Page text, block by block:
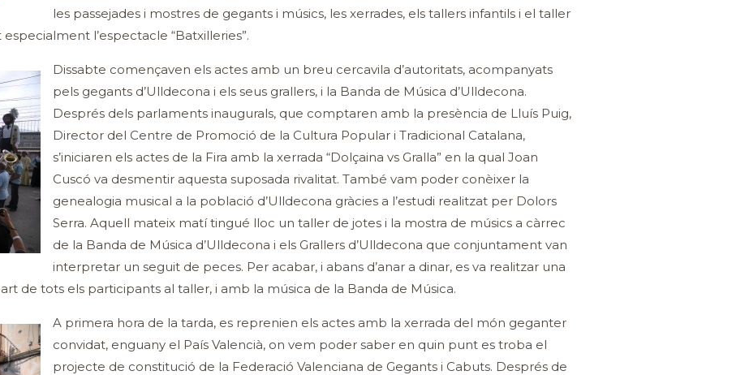
les passejades i mostres de gegants i músics, les xerrades, els tallers infantils i el taller
l’espectacle “Batxilleries”.
Dissabte començaven els actes amb un breu cercavila d’autoritats, acompanyats
pels gegants d’Ulldecona i els seus grallers, i la Banda de Música d’Ulldecona.
Després dels parlaments inaugurals, que comptaren amb la presència de Lluís Puig,
Director del Centre de Promoció de la Cultura Popular i Tradicional Catalana,
s’iniciaren els actes de la Fira amb la xerrada “Dolçaina vs Gralla” en la qual Joan
Cuscó va desmentir aquesta suposada rivalitat. També vam poder conèixer la
genealogia musical a la població d’Ulldecona gràcies a l’estudi realitzat per Dolors
Serra. Aquell mateix matí tingué lloc un taller de jotes i la mostra de músics a càrrec
de la Banda de Música d’Ulldecona i els Grallers d’Ulldecona que conjuntament van
interpretar un seguit de peces. Per acabar, i abans d’anar a dinar, es va realitzar una
de tots els participants al taller, i amb la música de la Banda de Música.
A primera hora de la tarda, es reprenien els actes amb la xerrada del món geganter
convidat, enguany el País Valencià, on vem poder saber en quin punt es troba el
projecte de constitució de la Federació Valenciana de Gegants i Cabuts. Després de